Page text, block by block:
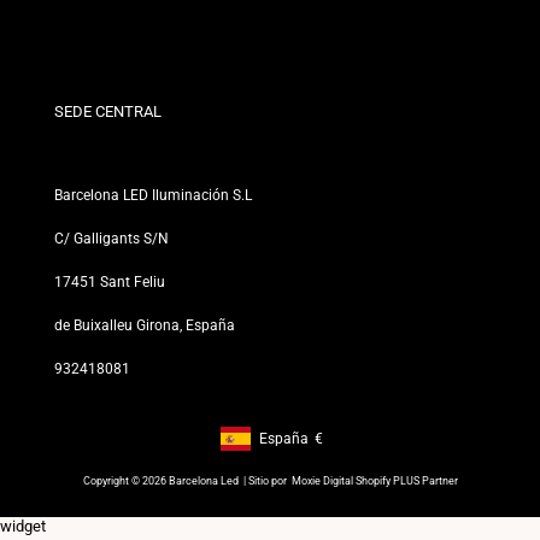
Nuestras Tiendas
SEDE CENTRAL
Barcelona LED Iluminación S.L
C/ Galligants S/N
17451 Sant Feliu
de Buixalleu Girona, España
932418081
Footer: España, €
España €
Copyright © 2026 Barcelona Led | Sitio por Moxie Digital Shopify PLUS Partner
widget